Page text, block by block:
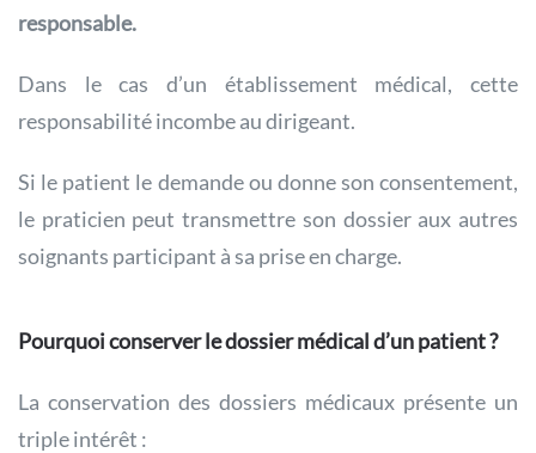
responsable.
Dans le cas d’un établissement médical, cette
responsabilité incombe au dirigeant.
Si le patient le demande ou donne son consentement,
le praticien peut transmettre son dossier aux autres
soignants participant à sa prise en charge.
Pourquoi conserver le dossier médical d’un patient ?
La conservation des dossiers médicaux présente un
triple intérêt :